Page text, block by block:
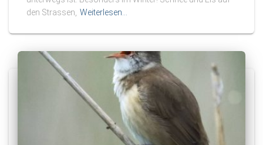
den Strassen, Weiterlesen…